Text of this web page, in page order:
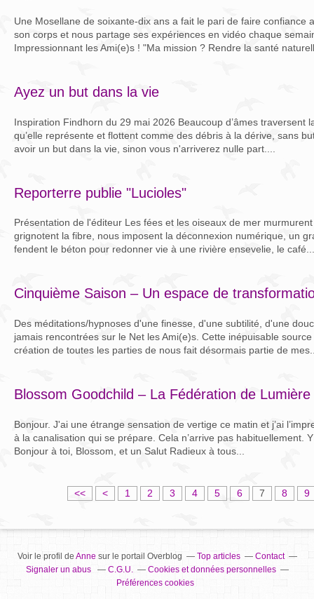
Une Mosellane de soixante-dix ans a fait le pari de faire confiance
son corps et nous partage ses expériences en vidéo chaque
Impressionnant les Ami(e)s ! "Ma mission ? Rendre la santé
Ayez un but dans la vie
Inspiration Findhorn du 29 mai 2026 Beaucoup d’âmes traversent
qu’elle représente et flottent comme des débris à la dérive, sans
avoir un but dans la vie, sinon vous n'arriverez nulle part....
Reporterre publie "Lucioles"
Présentation de l'éditeur Les fées et les oiseaux de mer
grignotent la fibre, nous imposent la déconnexion numérique, un
fendent le béton pour redonner vie à une rivière ensevelie, le café...
Cinquième Saison – Un espace de
Des méditations/hypnoses d'une finesse, d'une subtilité, d'une
jamais rencontrées sur le Net les Ami(e)s. Cette inépuisable
création de toutes les parties de nous fait désormais partie de
Blossom Goodchild – La Fédération de
Bonjour. J'ai une étrange sensation de vertige ce matin et j’ai
à la canalisation qui se prépare. Cela n’arrive pas habituellement.
Bonjour à toi, Blossom, et un Salut Radieux à tous...
<< < 1 2 3 4 5 6 7 8 9
Voir le profil de Annesur le portail Overblog Top articles
Contact
Signaler un abus
C.G.U.
Cookies et données personnelles
Préférences cookies